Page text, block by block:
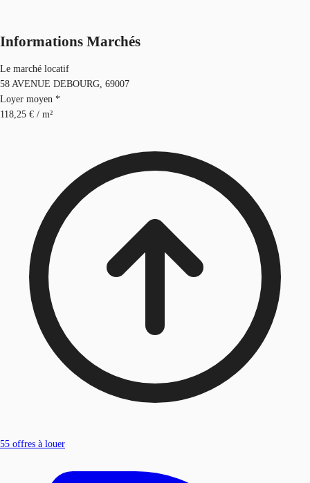
Informations Marchés
Le marché locatif
58 AVENUE DEBOURG, 69007
Loyer moyen *
118,25 € / m²
55 offres à louer